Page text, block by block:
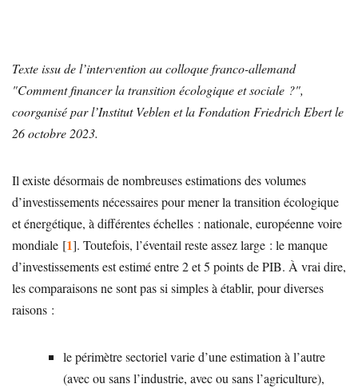
Texte issu de l’intervention au colloque franco-allemand
"Comment financer la transition écologique et sociale ?",
coorganisé par l’Institut Veblen et la Fondation Friedrich Ebert le
26 octobre 2023.
Il existe désormais de nombreuses estimations des volumes
d’investissements nécessaires pour mener la transition écologique
et énergétique, à différentes échelles : nationale, européenne voire
mondiale [1]. Toutefois, l’éventail reste assez large : le manque
d’investissements est estimé entre 2 et 5 points de PIB. À vrai dire,
les comparaisons ne sont pas si simples à établir, pour diverses
raisons :
le périmètre sectoriel varie d’une estimation à l’autre
(avec ou sans l’industrie, avec ou sans l’agriculture),